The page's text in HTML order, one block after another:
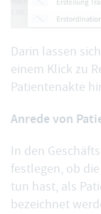
Darin lassen
einem Klick zu
Patientenakte
Anrede von
In den
festlegen, ob
tun hast, als
bezeichnet